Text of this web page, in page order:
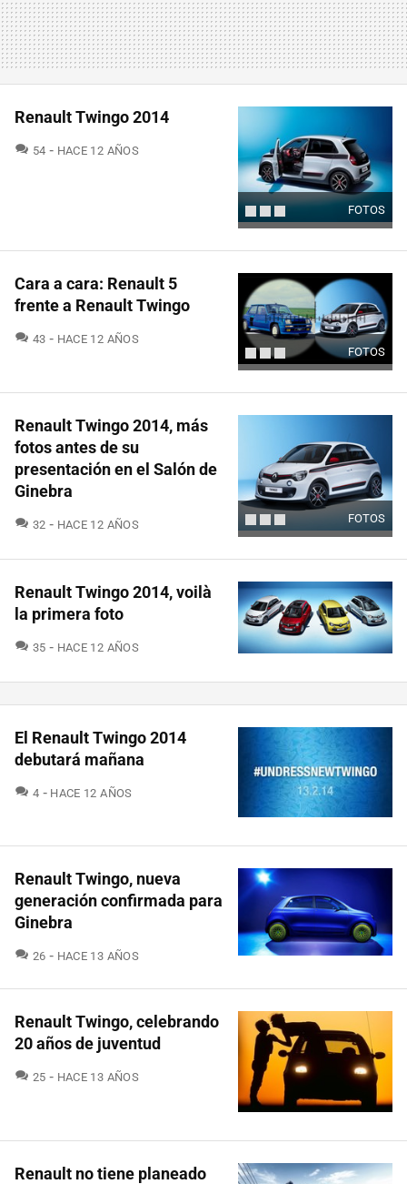
FOTOS
Renault Twingo 2014
54 COMENTARIOS
HACE 12 AÑOS
FOTOS
Cara a cara: Renault 5
frente a Renault Twingo
43 COMENTARIOS
HACE 12 AÑOS
FOTOS
Renault Twingo 2014, más
fotos antes de su
presentación en el Salón de
Ginebra
32 COMENTARIOS
HACE 12 AÑOS
Renault Twingo 2014, voilà
la primera foto
35 COMENTARIOS
HACE 12 AÑOS
El Renault Twingo 2014
debutará mañana
4 COMENTARIOS
HACE 12 AÑOS
Renault Twingo, nueva
generación confirmada para
Ginebra
26 COMENTARIOS
HACE 13 AÑOS
Renault Twingo, celebrando
20 años de juventud
25 COMENTARIOS
HACE 13 AÑOS
Renault no tiene planeado